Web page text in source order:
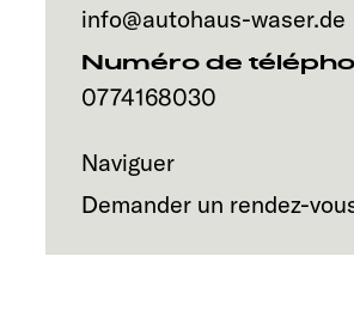
info@autohaus-waser.de
Numéro de
0774168030
Naviguer
Demander un rendez-